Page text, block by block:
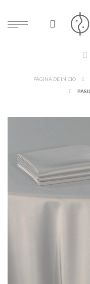
PÁGINA DE INICIO